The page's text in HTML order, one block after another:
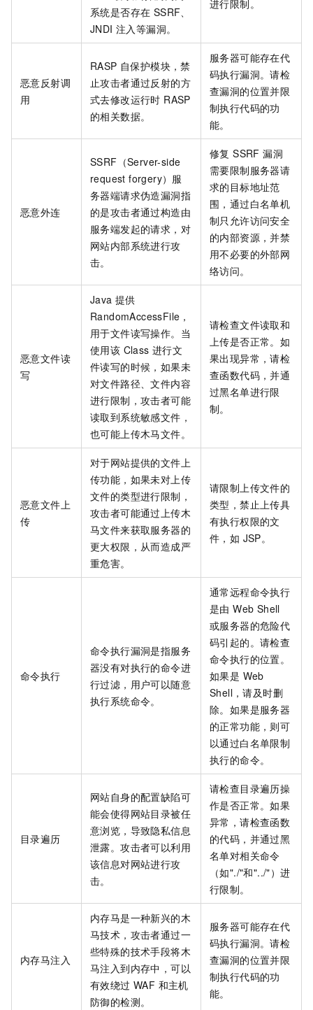
系统是否存在 SSRF、
JNDI 注入等漏洞。
进行限制。
恶意反射调
用
RASP 自保护模块，禁
止攻击者通过反射的方
式去修改运行时 RASP
的相关数据。
服务器可能存在代
码执行漏洞。请检
查漏洞的位置并限
制执行代码的功
能。
恶意外连
SSRF（Server-side
request forgery）服
务器端请求伪造漏洞指
的是攻击者通过构造由
服务端发起的请求，对
网站内部系统进行攻
击。
修复 SSRF 漏洞
需要限制服务器请
求的目标地址范
围，通过白名单机
制只允许访问安全
的内部资源，并禁
用不必要的外部网
络访问。
恶意文件读
写
Java 提供
RandomAccessFile，
用于文件读写操作。当
使用该 Class 进行文
件读写的时候，如果未
对文件路径、文件内容
进行限制，攻击者可能
读取到系统敏感文件，
也可能上传木马文件。
请检查文件读取和
上传是否正常。如
果出现异常，请检
查函数代码，并通
过黑名单进行限
制。
恶意文件上
传
对于网站提供的文件上
传功能，如果未对上传
文件的类型进行限制，
攻击者可能通过上传木
马文件来获取服务器的
更大权限，从而造成严
重危害。
请限制上传文件的
类型，禁止上传具
有执行权限的文
件，如 JSP。
命令执行
命令执行漏洞是指服务
器没有对执行的命令进
行过滤，用户可以随意
执行系统命令。
通常远程命令执行
是由 Web Shell
或服务器的危险代
码引起的。请检查
命令执行的位置。
如果是 Web
Shell，请及时删
除。如果是服务器
的正常功能，则可
以通过白名单限制
执行的命令。
目录遍历
网站自身的配置缺陷可
能会使得网站目录被任
意浏览，导致隐私信息
泄露。攻击者可以利用
该信息对网站进行攻
击。
请检查目录遍历操
作是否正常。如果
异常，请检查函数
的代码，并通过黑
名单对相关命令
（如"./"和"../"）进
行限制。
内存马注入
内存马是一种新兴的木
马技术，攻击者通过一
些特殊的技术手段将木
马注入到内存中，可以
有效绕过 WAF 和主机
防御的检测。
服务器可能存在代
码执行漏洞。请检
查漏洞的位置并限
制执行代码的功
能。